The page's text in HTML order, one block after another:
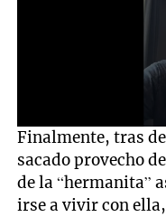
0
seconds
of
31
seconds
Finalmente, tras
sacado provecho
de la “hermanita”
irse a vivir con